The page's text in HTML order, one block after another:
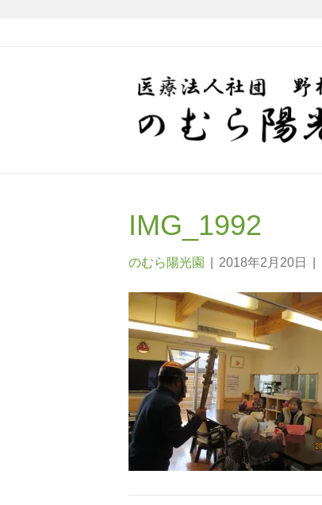
IMG_1992
のむら陽光園 2018年2月20日